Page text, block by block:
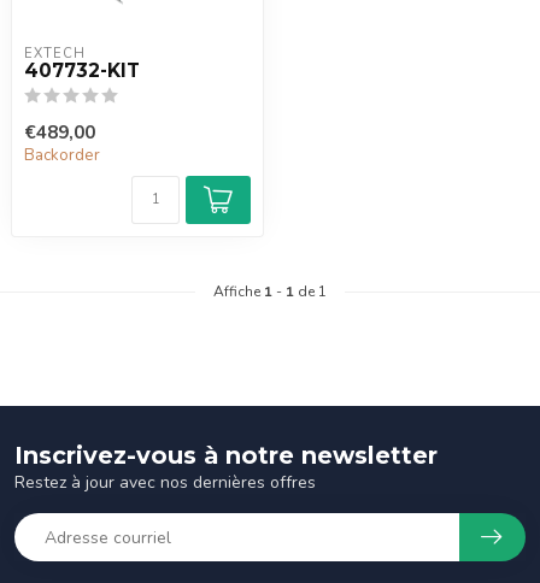
EXTECH
407732-KIT
€489,00
Backorder
Affiche 1 - 1 de 1
Inscrivez-vous à notre newsletter
Restez à jour avec nos dernières offres